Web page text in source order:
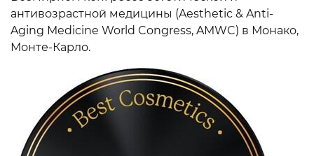
антивозрастной медицины (Aesthetic & Anti-
Aging Medicine World Congress, AMWC) в Монако,
Монте-Карло.